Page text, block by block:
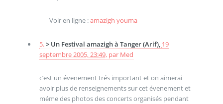
Voir en ligne :amazigh youma
5.> Un Festival amazigh à Tanger (Arif), 19
septembre 2005, 23:49, par Med
c’est un évenement trés important et on aimerai
avoir plus de renseignements sur cet évenement et
méme des photos des concerts organisés pendant